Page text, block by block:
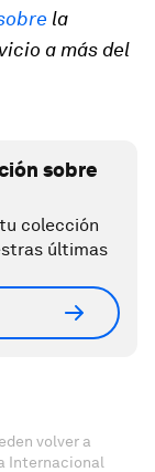
la
a más del
sobre
colección
últimas
volver a
Internacional